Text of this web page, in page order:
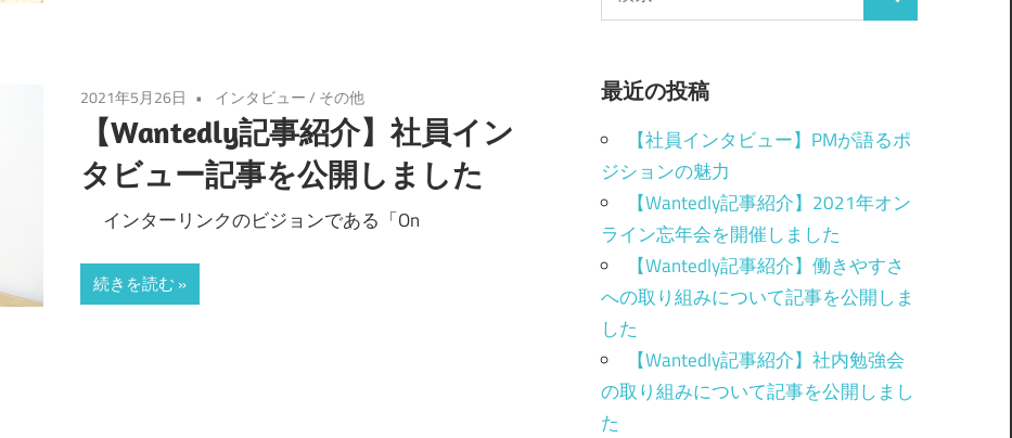
2021年5月26日 インタビュー/ その他
【Wantedly記事紹介】社員イン
タビュー記事を公開しました
インターリンクのビジョンである「On
続きを読む
最近の投稿
【社員インタビュー】PMが語るポ
ジションの魅力
【Wantedly記事紹介】2021年オン
ライン忘年会を開催しました
【Wantedly記事紹介】働きやすさ
への取り組みについて記事を公開しま
した
【Wantedly記事紹介】社内勉強会
の取り組みについて記事を公開しまし
た